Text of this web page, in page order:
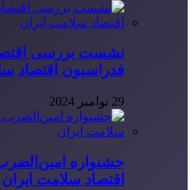
نشست بررسی
فدراسیون اقتصاد
29 نوامبر 2024
اقتصاد سلامت ایران